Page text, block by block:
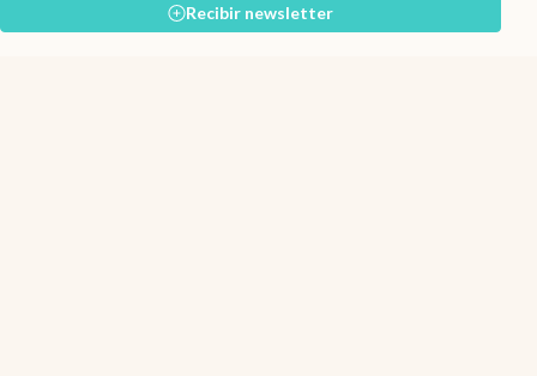
Recibir newsletter